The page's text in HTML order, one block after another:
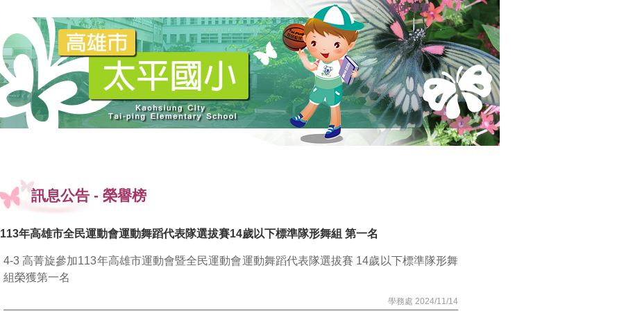
::: 網站導覽
訊息公告 - 榮譽榜
113年高雄市全民運動會運動舞蹈代表隊選拔賽14歲以下標準隊形舞組 第一名
4-3 高菁旋參加113年高雄市運動會暨全民運動會運動舞蹈代表隊選拔賽 14歲以下標準隊形舞
組榮獲第一名
學務處 2024/11/14